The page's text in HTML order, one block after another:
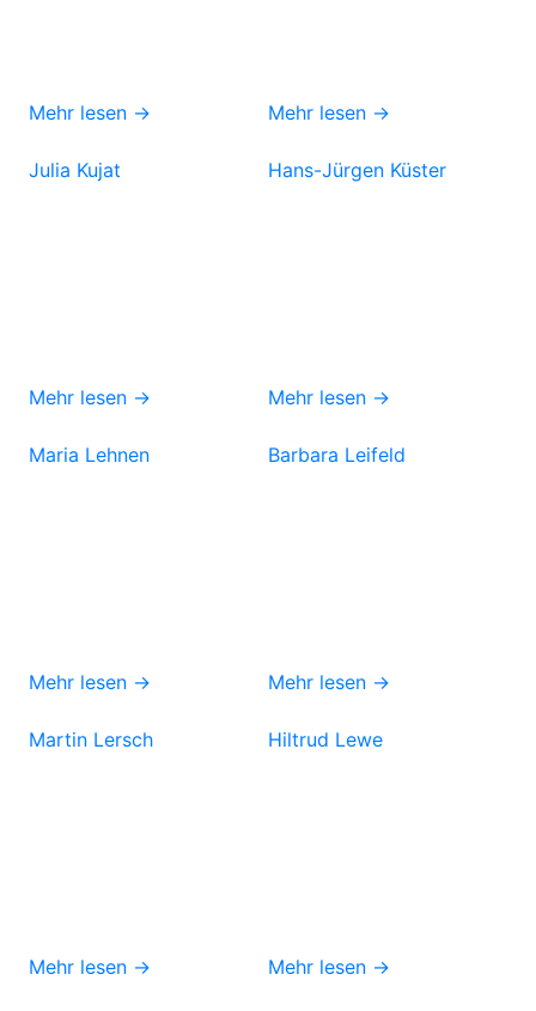
Mehr lesen → Mehr lesen →
Julia Kujat
Mehr lesen →
Hans-Jürgen Küster
Mehr lesen →
Maria Lehnen
Mehr lesen →
Barbara Leifeld
Mehr lesen →
Martin Lersch
Mehr lesen →
Hiltrud Lewe
Mehr lesen →